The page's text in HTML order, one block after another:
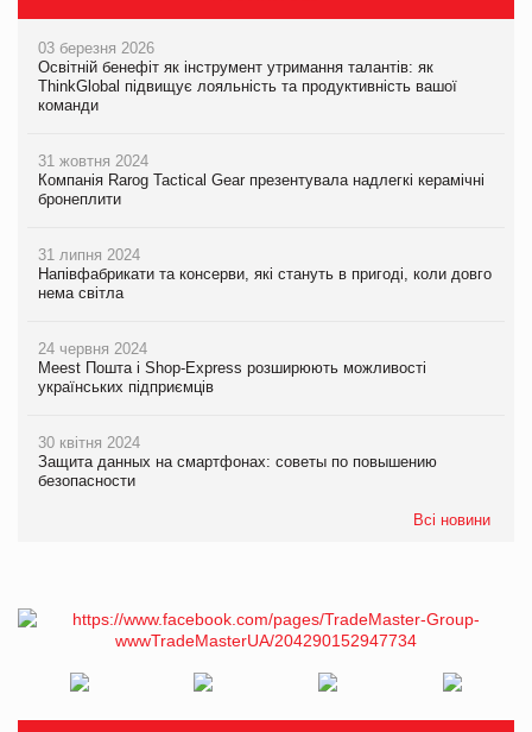
03 березня 2026
Освітній бенефіт як інструмент утримання талантів: як
ThinkGlobal підвищує лояльність та продуктивність вашої
команди
31 жовтня 2024
Компанія Rarog Tactical Gear презентувала надлегкі керамічні
бронеплити
31 липня 2024
Напівфабрикати та консерви, які стануть в пригоді, коли довго
нема світла
24 червня 2024
Meest Пошта і Shop-Express розширюють можливості
українських підприємців
30 квітня 2024
Защита данных на смартфонах: советы по повышению
безопасности
Всі новини